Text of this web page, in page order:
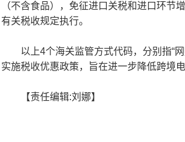
（不含食品），免征进口关税和进口环
有关税收规定执行。
以上4个海关监管方式代码，分别指“
实施税收优惠政策，旨在进一步降低跨境
【责任编辑:刘娜】